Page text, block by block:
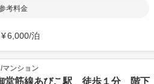
考料金
¥6,000/泊
マンション
堂筋線あびこ駅 徒歩１分 階下